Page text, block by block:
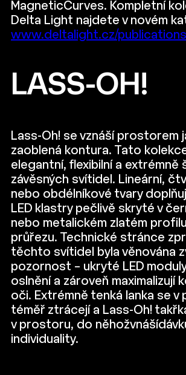
MagneticCurves. Kompletní
Delta Light najdete v novém
www.deltalight.cz/publications
LASS-OH!
Lass-Oh! se vznáší prostorem
zaoblená kontura. Tato
elegantní, flexibilní a extrémně
závěsných svítidel. Lineární,
nebo obdélníkové tvary
LED klastry pečlivě skryté v
nebo metalickém zlatém
průřezu. Technické stránce
těchto svítidel byla věnována
pozornost – ukryté LED moduly
oslnění a zároveň maximalizují
oči. Extrémně tenká lanka se v
téměř ztrácejí a Lass-Oh!
v prostoru, do
individuality.